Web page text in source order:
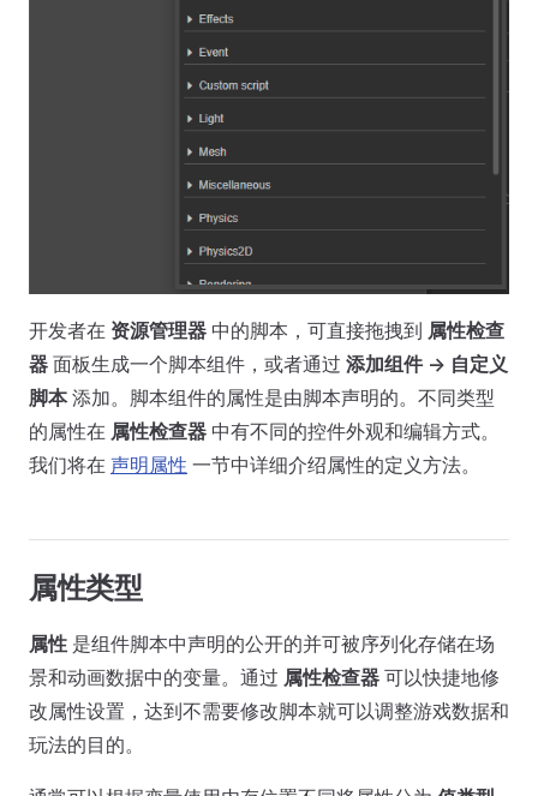
开发者在 资源管理器 中的脚本，可直接拖拽到 属性检查
器 面板生成一个脚本组件，或者通过 添加组件 -> 自定义
脚本添加。脚本组件的属性是由脚本声明的。不同类型
的属性在 属性检查器 中有不同的控件外观和编辑方式。
我们将在 声明属性 一节中详细介绍属性的定义方法。
属性类型
属性 是组件脚本中声明的公开的并可被序列化存储在场
景和动画数据中的变量。通过 属性检查器 可以快捷地修
改属性设置，达到不需要修改脚本就可以调整游戏数据和
玩法的目的。